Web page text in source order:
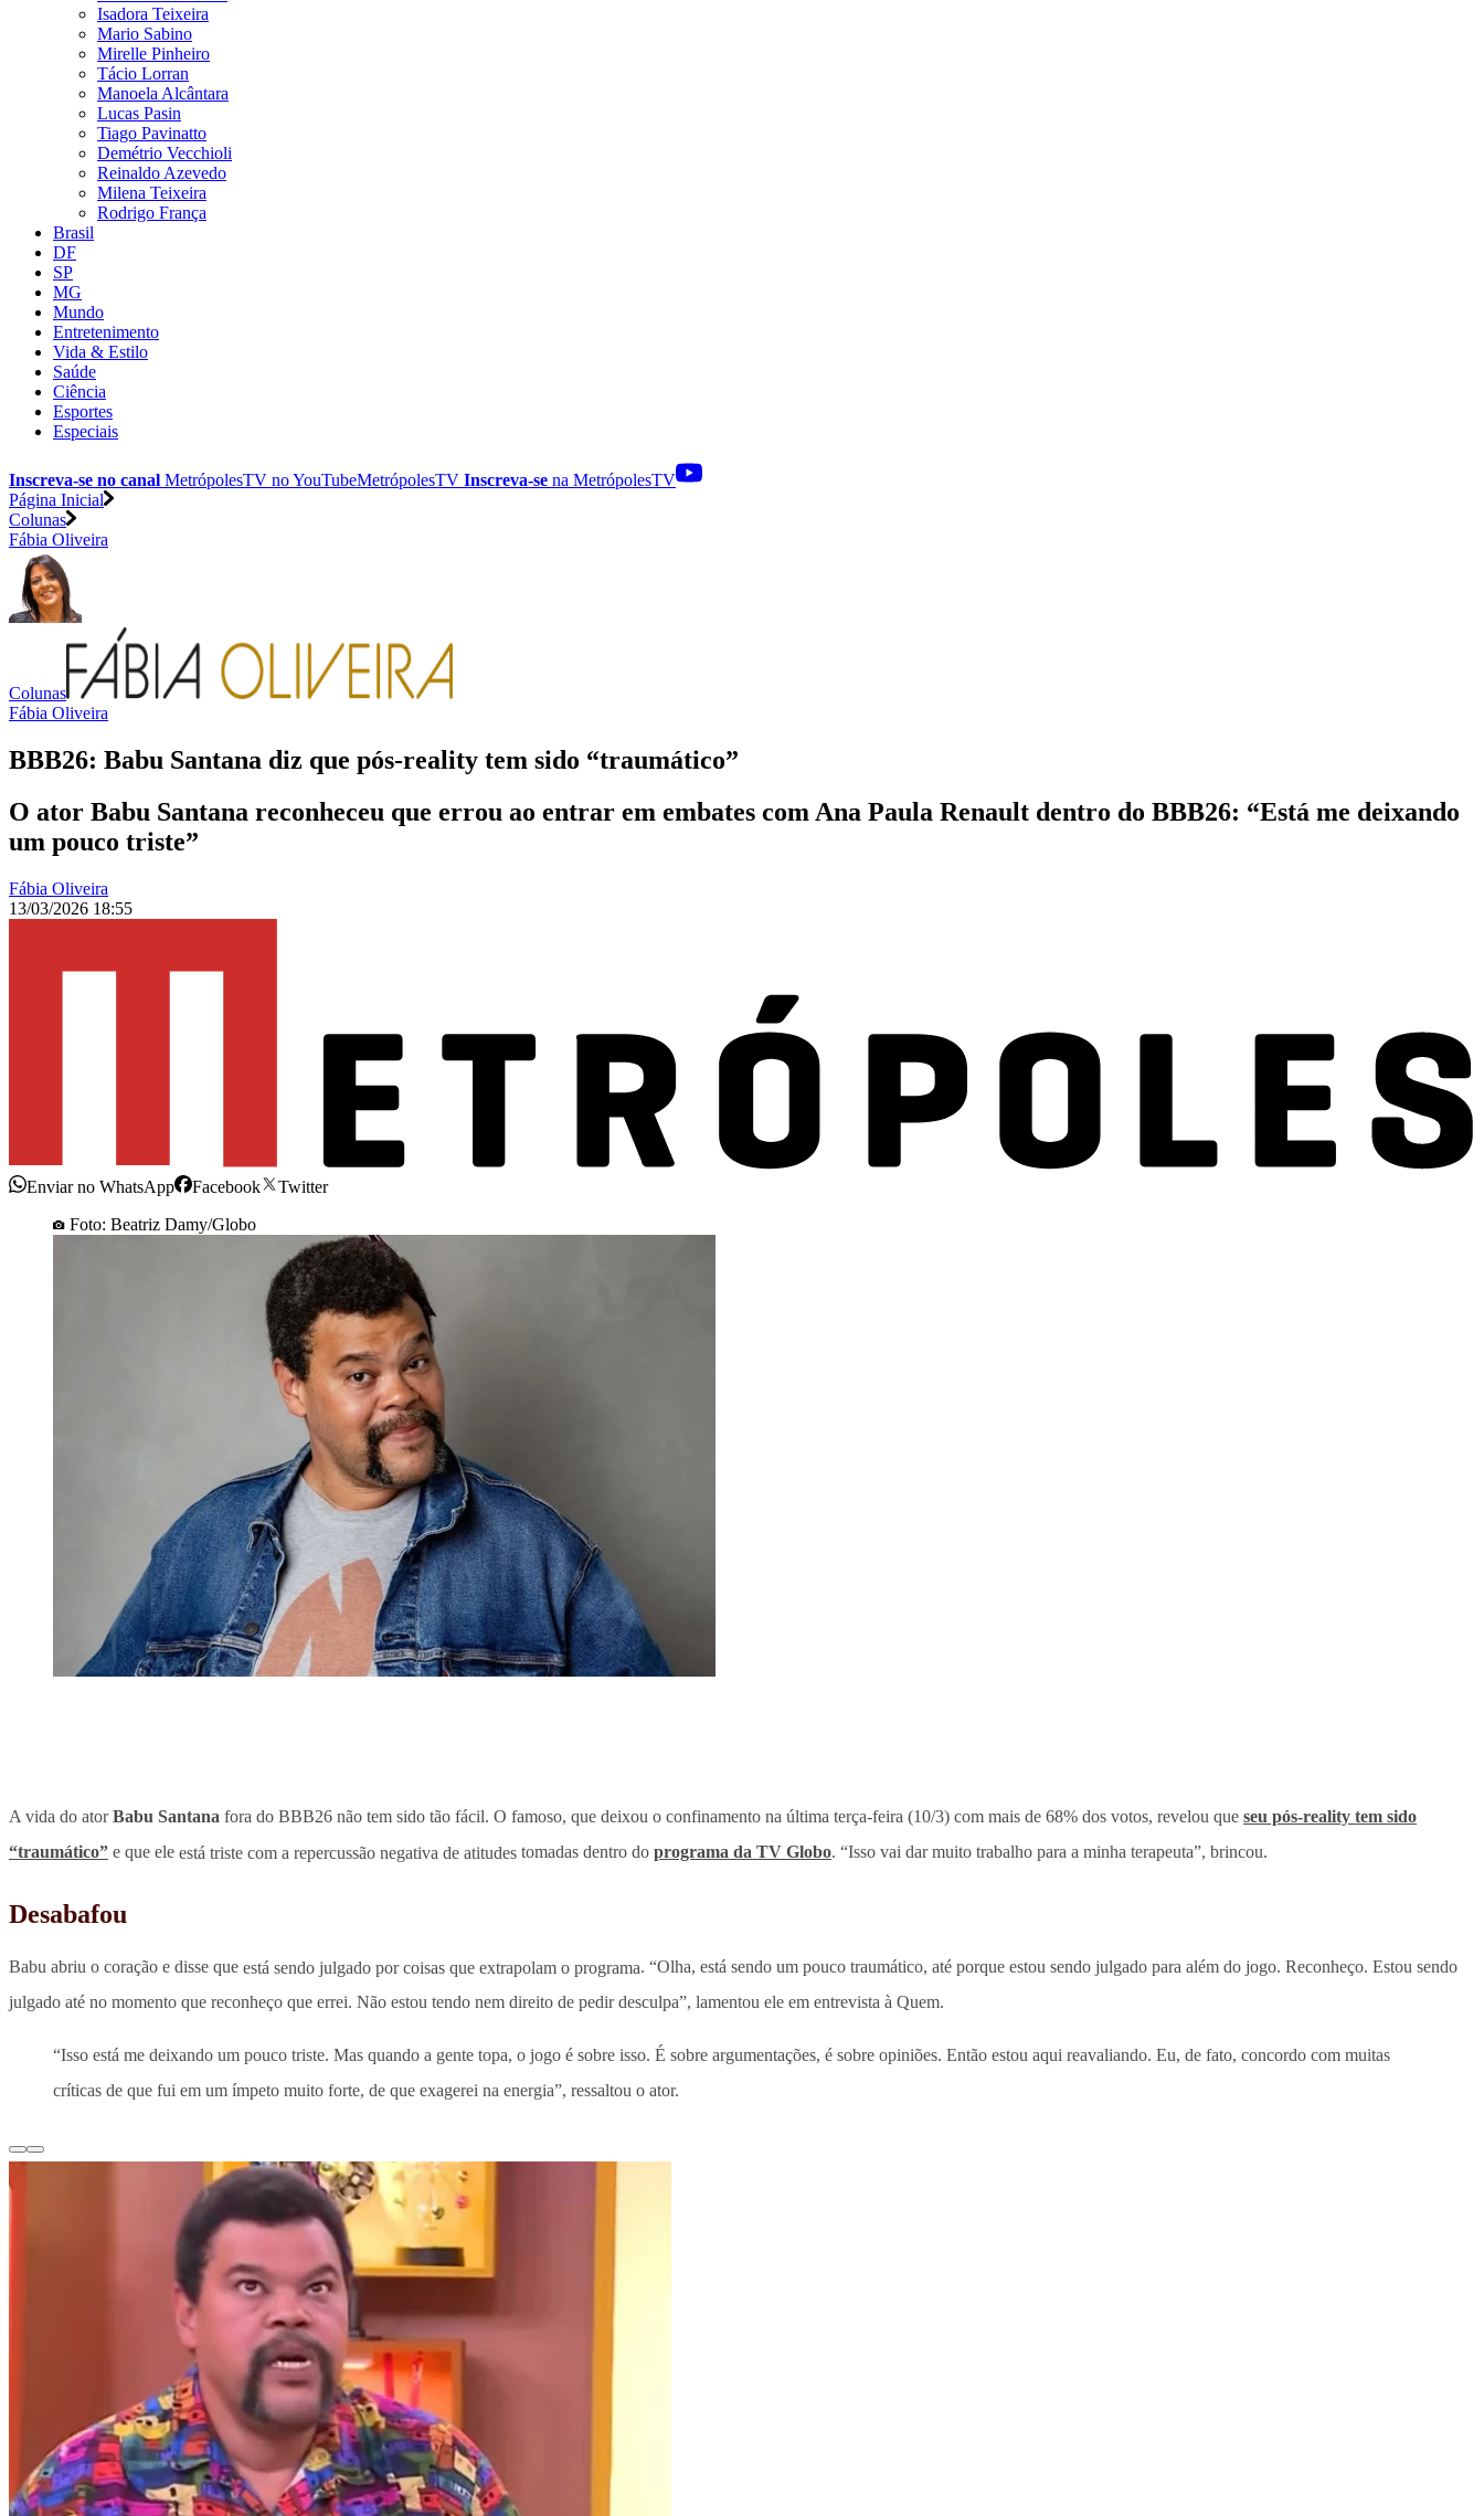
Isadora Teixeira
Mario Sabino
Mirelle Pinheiro
Tácio Lorran
Manoela Alcântara
Lucas Pasin
Tiago Pavinatto
Demétrio Vecchioli
Reinaldo Azevedo
Milena Teixeira
Rodrigo França
Brasil
DF
SP
MG
Mundo
Entretenimento
Vida & Estilo
Saúde
Ciência
Esportes
Especiais
Inscreva-se no canal MetrópolesTV noYouTubeMetrópolesTV Inscreva-se na MetrópolesTV
Página Inicial
Colunas
Fábia Oliveira
Colunas
Fábia Oliveira
BBB26: Babu Santana diz que pós-reality tem sido “traumático”
O ator Babu Santana reconheceu que errou ao entrar em embates com Ana Paula Renault dentro do BBB26: “Está me deixando
um pouco triste”
Fábia Oliveira
13/03/2026 18:55
Enviar no WhatsApp Facebook
Twitter
Foto: Beatriz Damy/Globo
A vida do atorBabu Santana fora do BBB26 não tem sido tão fácil. O famoso, que deixou o confinamento na última terça-feira (10/3) com mais de 68% dos votos, revelou que seu pós-reality tem sido
“traumático” e que ele está triste com a repercussão negativa de atitudes tomadas dentro do programa da TV Globo. “Isso vai dar muito trabalho para a minha terapeuta”, brincou.
Desabafou
Babu abriu o coração e disse que está sendo julgado por coisas que extrapolam o programa. “Olha, está sendo um pouco traumático, até porque estou sendo julgado para além do jogo. Reconheço. Estou sendo
julgado até no momento que reconheço que errei. Não estou tendo nem direito de pedir desculpa”, lamentou ele em entrevista à Quem.
“Isso está me deixando um pouco triste. Mas quando a gente topa, o jogo é sobre isso. É sobre argumentações, é sobre opiniões. Então estou aqui reavaliando. Eu, de fato, concordo com muitas
críticas de que fui em um ímpeto muito forte, de que exagerei na energia”, ressaltou o ator.